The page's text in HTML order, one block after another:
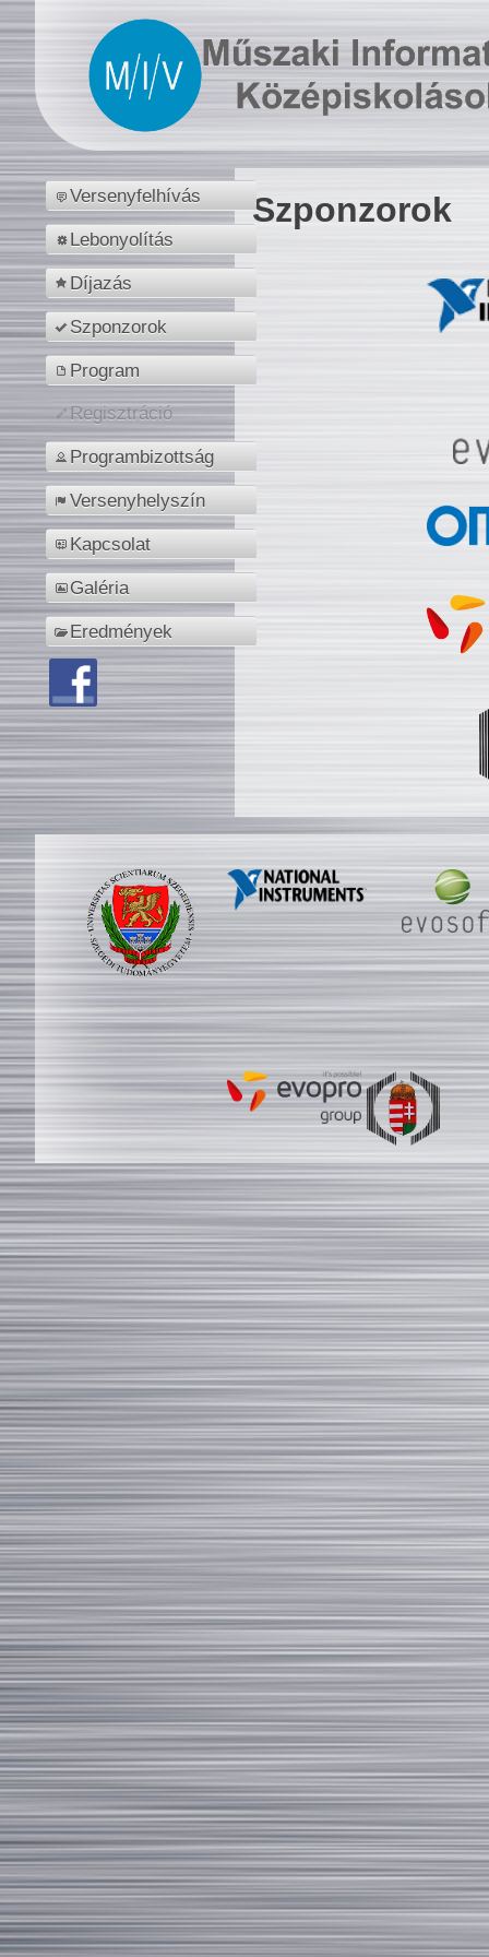
Versenyfelhívás
Lebonyolítás
Díjazás
Szponzorok
Program
Regisztráció
Programbizottság
Versenyhelyszín
Kapcsolat
Galéria
Eredmények
Szponzorok